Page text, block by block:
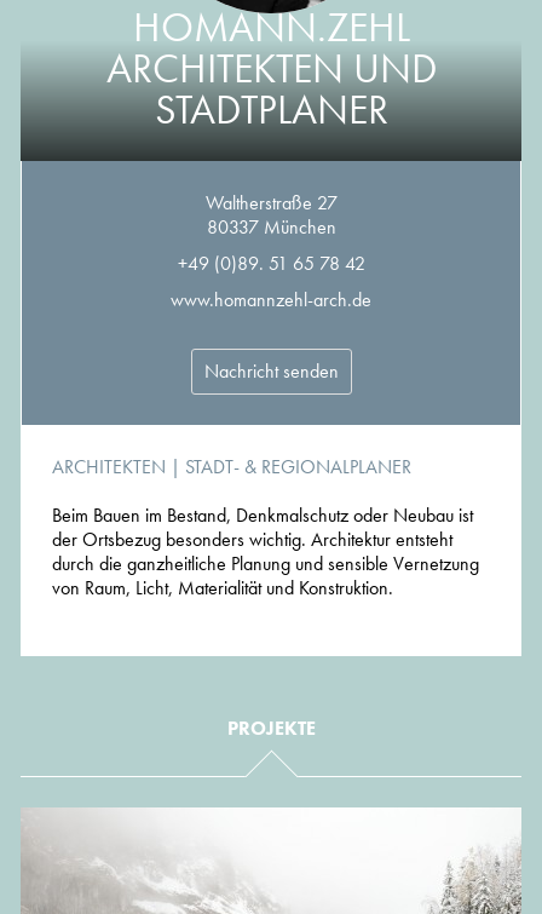
HOMANN.ZEHL
ARCHITEKTEN UND
STADTPLANER
Waltherstraße 27
80337 München
+49 (0)89. 51 65 78 42
www.homannzehl-arch.de
Nachricht senden
ARCHITEKTEN | STADT- & REGIONALPLANER
Beim Bauen im Bestand, Denkmalschutz oder Neubau ist
der Ortsbezug besonders wichtig. Architektur entsteht
durch die ganzheitliche Planung und sensible Vernetzung
von Raum, Licht, Materialität und Konstruktion.
PROJEKTE